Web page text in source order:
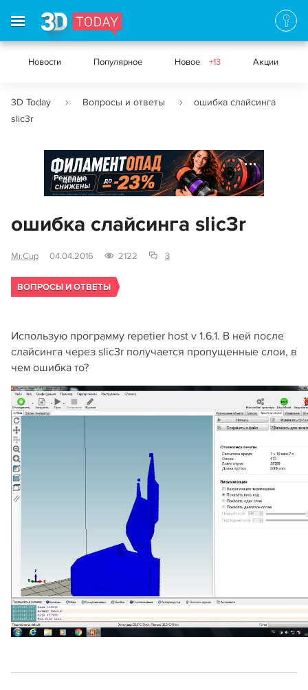
Новости Популярное Новое +13 Акции
3D Today Вопросы и ответы
ошибка слайсинга
slic3r
Реклама
ошибка слайсинга slic3r
Mr.Cup 04.04.2016 2122 3
ВОПРОСЫ И ОТВЕТЫ
Использую программу repetier host v 1.6.1. В ней после
слайсинга через slic3r получается пропущенные слои, в
чем ошибка то?